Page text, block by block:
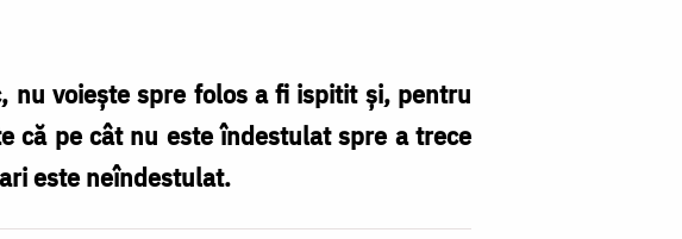
nu voiește spre folos a fi ispitit și, pentru
că pe cât nu este îndestulat spre a trece
este neîndestulat.